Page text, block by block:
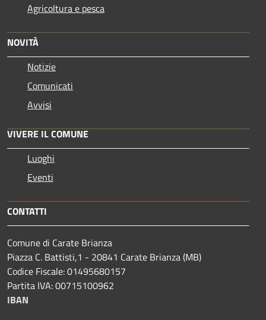
Agricoltura e pesca
NOVITÀ
Notizie
Comunicati
Avvisi
VIVERE IL COMUNE
Luoghi
Eventi
CONTATTI
Comune di Carate Brianza
Piazza C. Battisti,1 - 20841 Carate Brianza (MB)
Codice Fiscale: 01495680157
Partita IVA: 00715100962
IBAN